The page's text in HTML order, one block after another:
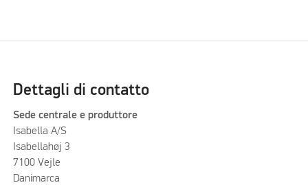
Dettagli di contatto
Sede centrale e produttore
Isabella A/S
Isabellahøj 3
7100 Vejle
Danimarca